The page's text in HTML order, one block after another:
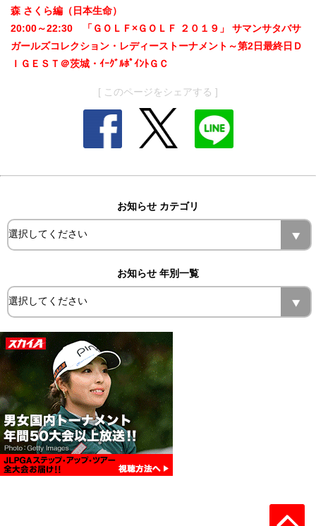
森 さくら編（日本生命）
20:00～22:30 「ＧＯＬＦ×ＧＯＬＦ ２０１９」 サマンサタバサ
ガールズコレクション・レディーストーナメント～第2日最終日Ｄ
ＩＧＥＳＴ＠茨城・ｲｰｸﾞﾙﾎﾟｲﾝﾄＧＣ
[ このページをシェアする ]
お知らせ カテゴリ
お知らせ 年別一覧